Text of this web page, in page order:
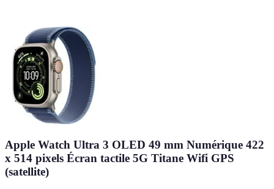
Apple Watch Ultra 3 OLED 49 mm Numérique 422
x 514 pixels Écran tactile 5G Titane Wifi GPS
(satellite)